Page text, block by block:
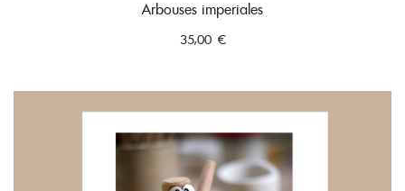
Arbouses imperiales
35,00 €